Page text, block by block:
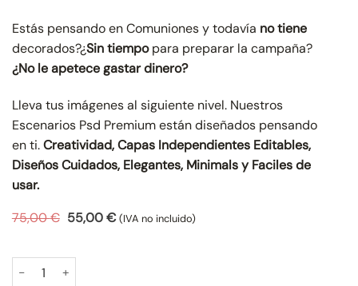
Estás pensando en Comuniones y todavía no tiene
decorados?¿Sin tiempopara preparar la campaña?
¿No le apetece gastar dinero?
Lleva tus imágenes al siguiente nivel. Nuestros
Escenarios Psd Premium están diseñados pensando
en ti.Creatividad, Capas Independientes Editables,
Diseños Cuidados, Elegantes, Minimals y Faciles de
usar.
75,00€ El
era:
75,00 €.
55,00€El(IVA no incluido)
Escenario Psd Premium cantidad